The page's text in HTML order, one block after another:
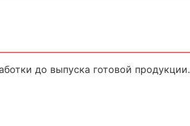
до выпуска готовой продукции.